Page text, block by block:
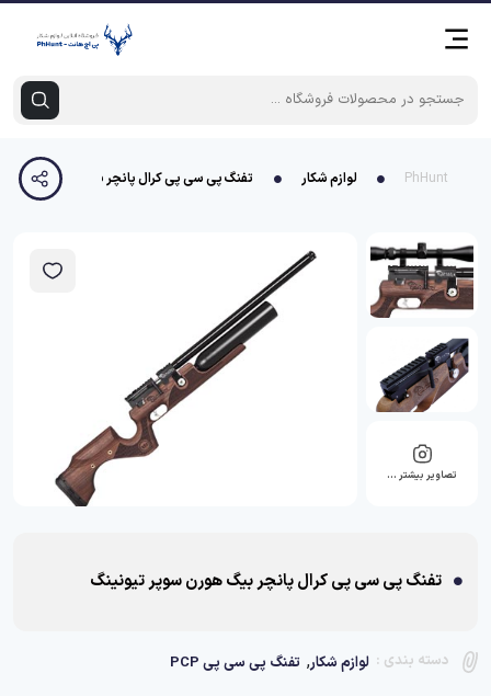
PhHunt لوازم شکار تفنگ پی سی پی کرال پانچر بیگ هورن سوپر
تصاویر بیشتر …
تفنگ پی سی پی کرال پانچر بیگ هورن سوپر تیونینگ
دسته بندی : لوازم شکار, تفنگ پی سی پی PCP